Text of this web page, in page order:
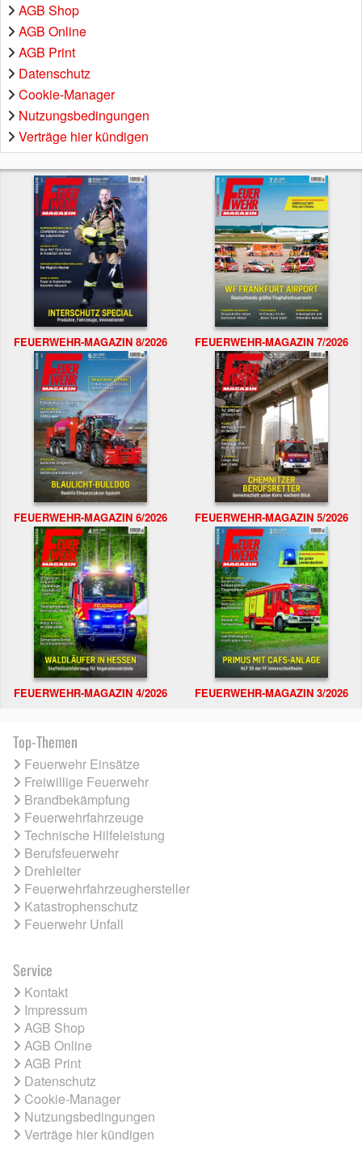
AGB Shop
AGB Online
AGB Print
Datenschutz
Cookie-Manager
Nutzungsbedingungen
Verträge hier kündigen
FEUERWEHR-MAGAZIN 8/2026 FEUERWEHR-MAGAZIN 7/2026
FEUERWEHR-MAGAZIN 6/2026 FEUERWEHR-MAGAZIN 5/2026
FEUERWEHR-MAGAZIN 4/2026 FEUERWEHR-MAGAZIN 3/2026
Top-Themen
Feuerwehr Einsätze
Freiwillige Feuerwehr
Brandbekämpfung
Feuerwehrfahrzeuge
Technische Hilfeleistung
Berufsfeuerwehr
Drehleiter
Feuerwehrfahrzeughersteller
Katastrophenschutz
Feuerwehr Unfall
Service
Kontakt
Impressum
AGB Shop
AGB Online
AGB Print
Datenschutz
Cookie-Manager
Nutzungsbedingungen
Verträge hier kündigen